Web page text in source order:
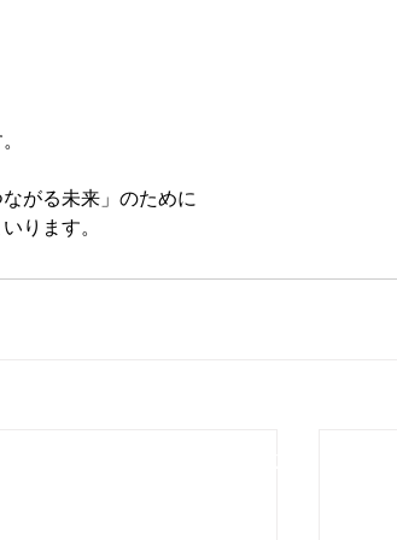
がる未来」のために
ります。